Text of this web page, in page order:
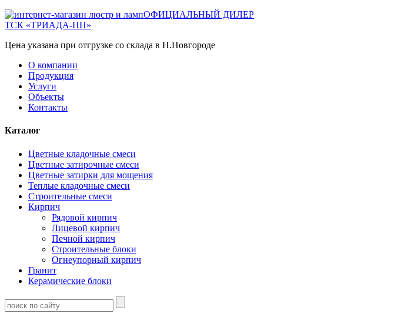
ОФИЦИАЛЬНЫЙ ДИЛЕР
ТСК «ТРИАДА-НН»
Цена указана при отгрузке со склада в Н.Новгороде
О компании
Продукция
Услуги
Объекты
Контакты
Каталог
Цветные кладочные смеси
Цветные затирочные смеси
Цветные затирки для мощения
Теплые кладочные смеси
Строительные смеси
Кирпич
Рядовой кирпич
Лицевой кирпич
Печной кирпич
Строительные блоки
Огнеупорный кирпич
Гранит
Керамические блоки